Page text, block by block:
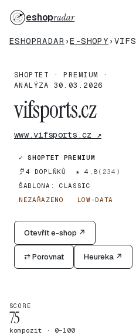
eshopradar
ESHOPRADAR ›E-SHOPY ›
SHOPTET · PREMIUM ·
ANALÝZA 30.03.2026
vifsports.cz
www.vifsports.cz ↗
✓ SHOPTET PREMIUM
4 DOPLŇKŮ
★ 4,8 (234)
ŠABLONA: CLASSIC
NEZAŘAZENO · LOW-DATA
Otevřít e-shop ↗
⇄ Porovnat Heureka ↗
SCORE
75
kompozit · 0–100